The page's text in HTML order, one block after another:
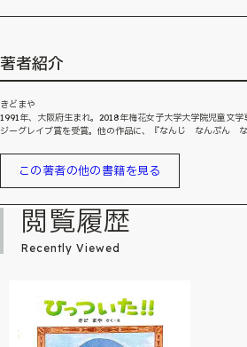
著者紹介
きどまや
1991年、大阪府生まれ。2018年梅花女子大学大学院児童文
ジーグレイブ賞を受賞。他の作品に、『なんじ なんぷん
この著者の他の書籍を見る
閲覧履歴
Recently Viewed